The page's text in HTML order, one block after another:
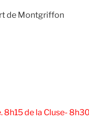
de Montgriffon
8h15 de la Cluse-